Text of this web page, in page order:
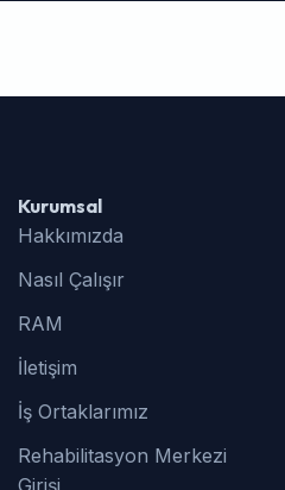
Kurumsal
Hakkımızda
Nasıl Çalışır
RAM
İletişim
İş Ortaklarımız
Rehabilitasyon Merkezi